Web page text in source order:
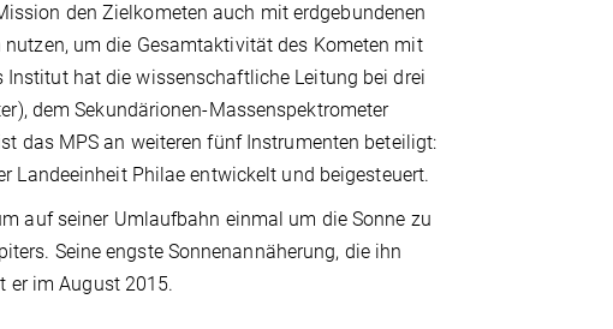
den Zielkometen auch mit erdgebundenen
um die Gesamtaktivität des Kometen mit
hat die wissenschaftliche Leitung bei drei
dem Sekundärionen-Massenspektrometer
das MPS an weiteren fünf Instrumenten beteiligt:
Landeeinheit Philae entwickelt und beigesteuert.
auf seiner Umlaufbahn einmal um die Sonne zu
Seine engste Sonnenannäherung, die ihn
er im August 2015.